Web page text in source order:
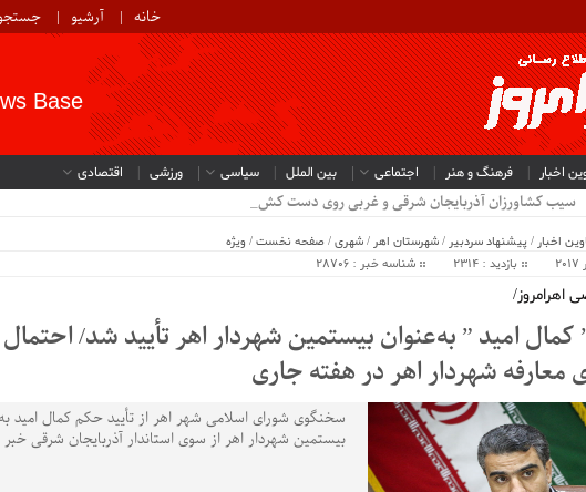
خانه آرشیو
Base
اخبار فرهنگ و هنر اجتماعی بین الملل سیاسی ورزشی اقتصادی
سیب کشاورزان آذربایجان شرقی و غربی روی دست کشاورزان مان_
اخبار /پیشنهاد سردبیر /شهرستان اهر /شهری/صفحه نخست/ ویژه
بازدید : 2314 شناسه خبر : 28706
اهرامروز/
امید ” به‌عنوان بیستمین شهردار اهر تأیید شد/ احتمال
معارفه شهردار اهر در هفته جاری
سخنگوی شورای اسلامی شهر اهر از تأیید حکم کمال امید
بیستمین شهردار اهر از سوی استاندار آذربایجان شرقی خبر